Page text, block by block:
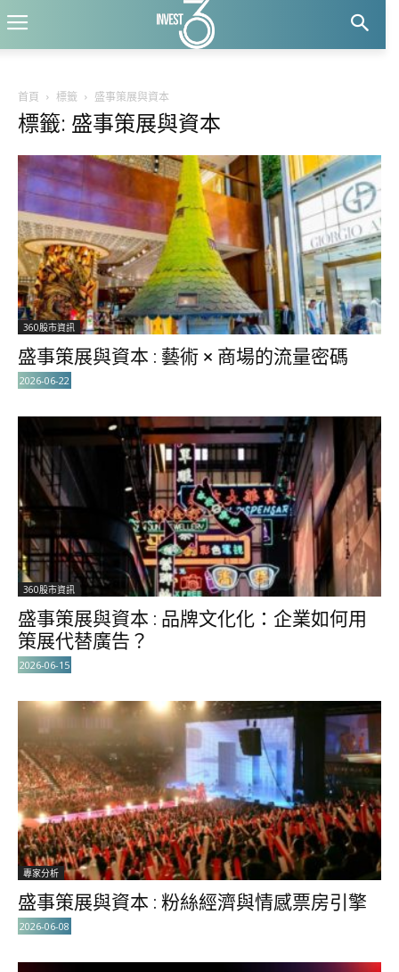
首頁 標籤 盛事策展與資本
標籤: 盛事策展與資本
360股市資訊
盛事策展與資本 : 藝術 × 商場的流量密碼
2026-06-22
360股市資訊
盛事策展與資本 : 品牌文化化：企業如何用
策展代替廣告？
2026-06-15
專家分析
盛事策展與資本 : 粉絲經濟與情感票房引擎
2026-06-08